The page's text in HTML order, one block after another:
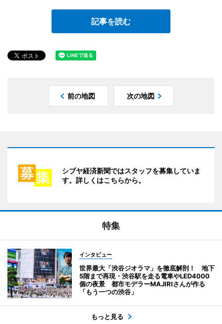
記事を読む
前の地図 次の地図
シブヤ経済新聞ではスタッフを募集していま
す。詳しくはこちらから。
特集
インタビュー
世界最大「渋谷ジオラマ」を徹底解剖！ 地下
5階まで再現・渋谷駅を走る電車やLED4000
個の夜景 都市モデラーMAJIRIさんが作る
「もう一つの渋谷」
もっと見る